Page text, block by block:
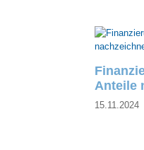
Anteile
15.11.2024